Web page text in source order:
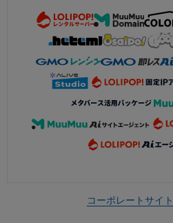
コーポレートサイト